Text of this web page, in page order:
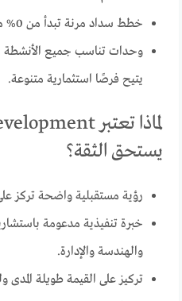
خطط سداد مرنة تبدأ من 0% مقدم وتقسيط حتى 7 سنوات.
يتيح فرصًا استثمارية متنوعة.
يستحق الثقة؟
رؤية مستقبلية واضحة تركز
خبرة تنفيذية مدعومة
والهندسة والإدارة.
تركيز على القيمة طويلة